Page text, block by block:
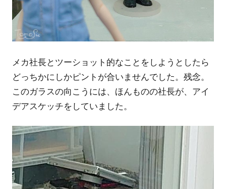
メカ社長とツーショット的なことをしようとしたら
どっちかにしかピントが合いませんでした。残念。
このガラスの向こうには、ほんものの社長が、アイ
デアスケッチをしていました。